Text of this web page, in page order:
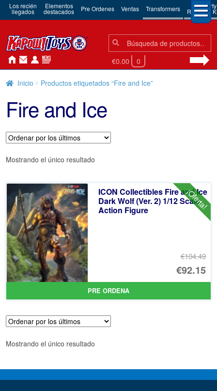
Los recién
llegados
Elementos
destacados Pre Ordenes Ventas Transformers 3rd Party
Robots &
Búsqueda:
Búsqueda
€0.00 0
Inicio Productos etiquetados “Fire and Ice”
Fire and Ice
Mostrando el único resultado
¡Oferta!
ICON Collectibles Fire and Ice
Dark Wolf (Ver. 2) 1/12 Scale
Action Figure
€104.49
El
€92.15
El
PRE ORDENA
Mostrando el único resultado